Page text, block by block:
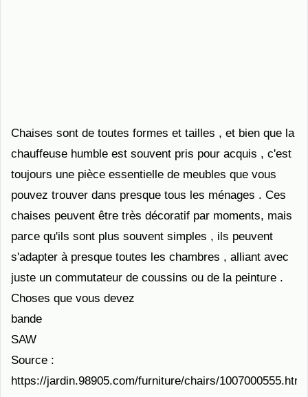
Chaises sont de toutes formes et tailles , et bien que la
chauffeuse humble est souvent pris pour acquis , c'est
toujours une pièce essentielle de meubles que vous
pouvez trouver dans presque tous les ménages . Ces
chaises peuvent être très décoratif par moments, mais
parce qu'ils sont plus souvent simples , ils peuvent
s'adapter à presque toutes les chambres , alliant avec
juste un commutateur de coussins ou de la peinture .
Choses que vous devez
bande
SAW
Source :
https://jardin.98905.com/furniture/chairs/1007000555.html